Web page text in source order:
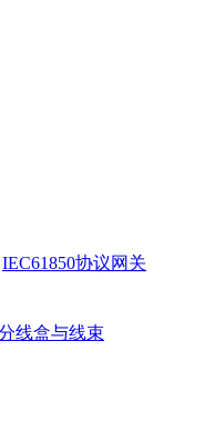
IEC61850协议网关
线盒与线束